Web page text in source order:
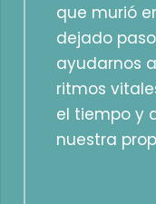
que murió
dejado
ayudarnos
ritmos
el tiempo y
nuestra